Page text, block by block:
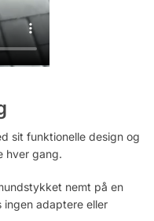
sit funktionelle design og
hver gang.
nemt på en
adaptere eller